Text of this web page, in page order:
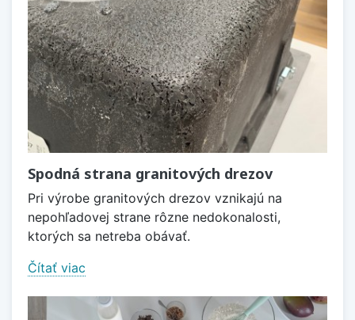
Spodná strana granitových drezov
Pri výrobe granitových drezov vznikajú na
nepohľadovej strane rôzne nedokonalosti,
ktorých sa netreba obávať.
Čítať viac